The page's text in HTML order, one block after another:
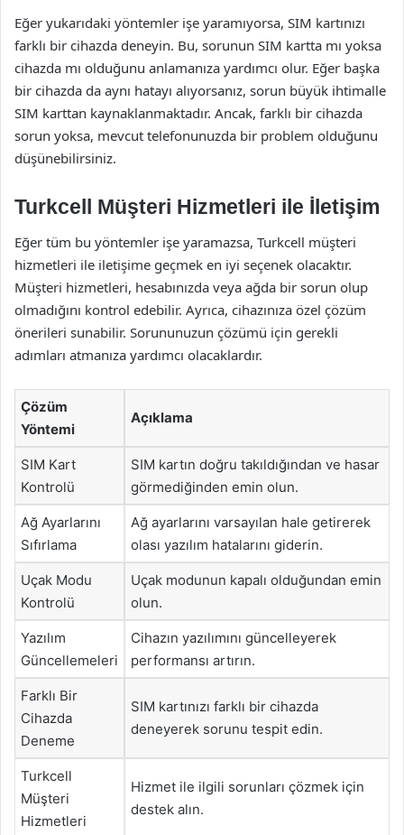
Eğer yukarıdaki yöntemler işe yaramıyorsa, SIM kartınızı
farklı bir cihazda deneyin. Bu, sorunun SIM kartta mı yoksa
cihazda mı olduğunu anlamanıza yardımcı olur. Eğer başka
bir cihazda da aynı hatayı alıyorsanız, sorun büyük ihtimalle
SIM karttan kaynaklanmaktadır. Ancak, farklı bir cihazda
sorun yoksa, mevcut telefonunuzda bir problem olduğunu
düşünebilirsiniz.
Turkcell Müşteri Hizmetleri ile İletişim
Eğer tüm bu yöntemler işe yaramazsa, Turkcell müşteri
hizmetleri ile iletişime geçmek en iyi seçenek olacaktır.
Müşteri hizmetleri, hesabınızda veya ağda bir sorun olup
olmadığını kontrol edebilir. Ayrıca, cihazınıza özel çözüm
önerileri sunabilir. Sorununuzun çözümü için gerekli
adımları atmanıza yardımcı olacaklardır.
Çözüm
Yöntemi
Açıklama
SIM Kart
Kontrolü
SIM kartın doğru takıldığından ve hasar
görmediğinden emin olun.
Ağ Ayarlarını
Sıfırlama
Ağ ayarlarını varsayılan hale getirerek
olası yazılım hatalarını giderin.
Uçak Modu
Kontrolü
Uçak modunun kapalı olduğundan emin
olun.
Yazılım
Güncellemeleri
Cihazın yazılımını güncelleyerek
performansı artırın.
Farklı Bir
Cihazda
Deneme
SIM kartınızı farklı bir cihazda
deneyerek sorunu tespit edin.
Turkcell
Müşteri
Hizmetleri
Hizmet ile ilgili sorunları çözmek için
destek alın.